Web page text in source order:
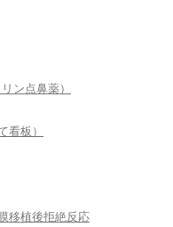
ン点鼻薬）
看板）
移植後拒絶反応